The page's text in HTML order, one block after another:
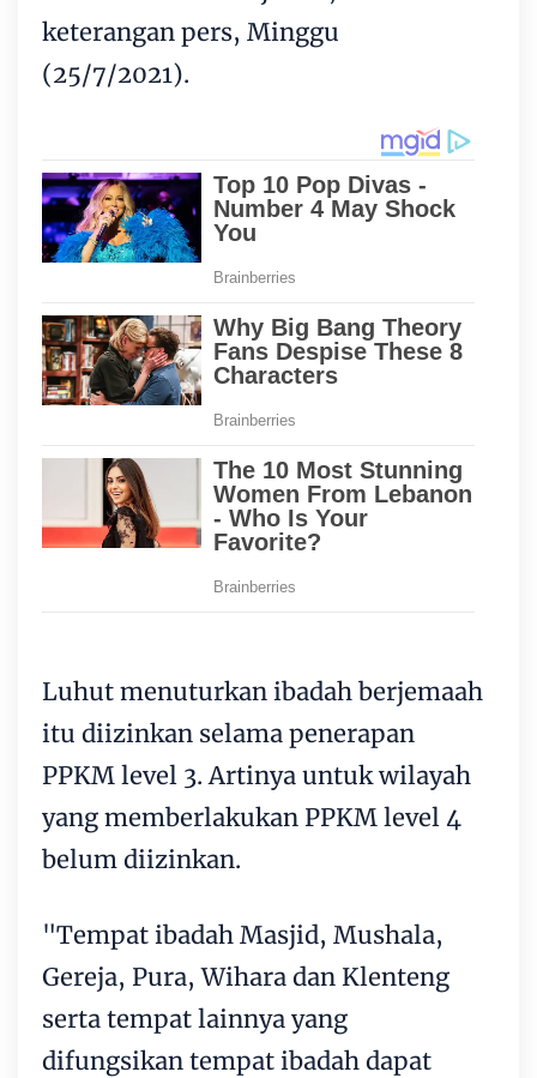
keterangan pers, Minggu
(25/7/2021).
Luhut menuturkan ibadah berjemaah
itu diizinkan selama penerapan
PPKM level 3. Artinya untuk wilayah
yang memberlakukan PPKM level 4
belum diizinkan.
"Tempat ibadah Masjid, Mushala,
Gereja, Pura, Wihara dan Klenteng
serta tempat lainnya yang
difungsikan tempat ibadah dapat